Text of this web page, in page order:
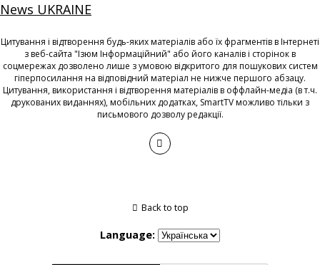
News UKRAINE
Цитування і відтворення будь-яких матеріалів або їх фрагментів в Інтернеті
з веб-сайта "Ізюм Інформаційний" або його каналів і сторінок в
соцмережах дозволено лише з умовою відкритого для пошукових систем
гіперпосилання на відповідний матеріал не нижче першого абзацу.
Цитування, використання і відтворення матеріалів в оффлайн-медіа (в т.ч.
друкованих виданнях), мобільних додатках, SmartTV можливо тільки з
письмового дозволу редакції.
Back to top
Language: